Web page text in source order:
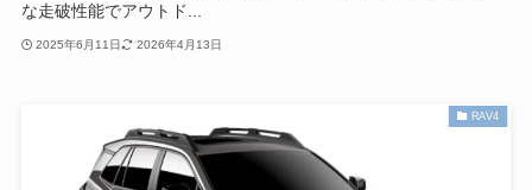
な走破性能でアウトド...
2025年6月11日 2026年4月13日
RAV4